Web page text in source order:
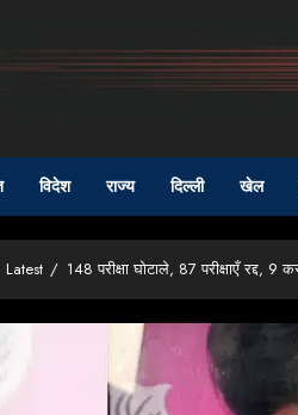
विदेश राज्य दिल्ली खेल
Latest 148 परीक्षा घोटाले, 87 परीक्षाएँ रद्द,